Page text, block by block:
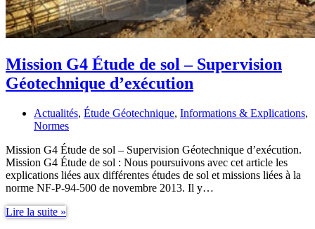
Mission G4 Étude de sol – Supervision
Géotechnique d’exécution
Actualités, Étude Géotechnique, Informations & Explications,
Normes
Mission G4 Étude de sol – Supervision Géotechnique d’exécution.
Mission G4 Étude de sol : Nous poursuivons avec cet article les
explications liées aux différentes études de sol et missions liées à la
norme NF-P-94-500 de novembre 2013. Il y…
Lire la suite »